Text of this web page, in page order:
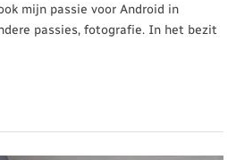
mijn passie voor Android in
passies, fotografie. In het bezit